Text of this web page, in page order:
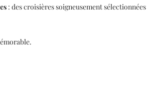
: des croisières soigneusement sélectionnées